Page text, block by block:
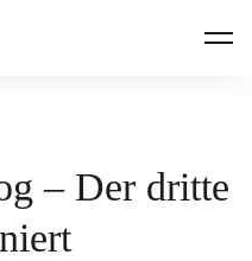
– Der dritte